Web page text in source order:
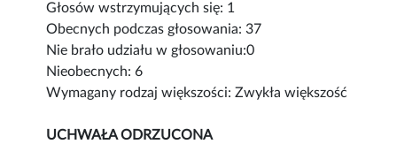
Głosów wstrzymujących się: 1
Obecnych podczas głosowania: 37
Nie brało udziału w głosowaniu:0
Nieobecnych: 6
Wymagany rodzaj większości: Zwykła większość
UCHWAŁA ODRZUCONA